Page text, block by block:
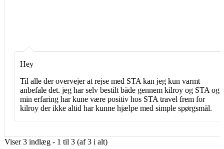
Hey
Til alle der overvejer at rejse med STA kan jeg kun varmt
anbefale det. jeg har selv bestilt både gennem kilroy og STA og
min erfaring har kune være positiv hos STA travel frem for
kilroy der ikke altid har kunne hjælpe med simple spørgsmål.
Viser 3 indlæg - 1 til 3 (af 3 i alt)